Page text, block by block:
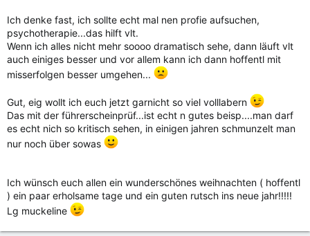
Ich denke fast, ich sollte echt mal nen profie aufsuchen,
psychotherapie...das hilft vlt.
Wenn ich alles nicht mehr soooo dramatisch sehe, dann läuft vlt
auch einiges besser und vor allem kann ich dann hoffentl mit
misserfolgen besser umgehen...
Gut, eig wollt ich euch jetzt garnicht so viel volllabern
Das mit der führerscheinprüf...ist echt n gutes beisp....man darf
es echt nich so kritisch sehen, in einigen jahren schmunzelt man
nur noch über sowas
Ich wünsch euch allen ein wunderschönes weihnachten ( hoffentl
) ein paar erholsame tage und ein guten rutsch ins neue jahr!!!!!
Lg muckeline